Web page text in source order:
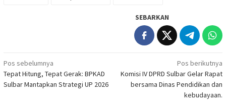
SEBARKAN
Navigasi
pos
Pos sebelumnya
Tepat Hitung, Tepat Gerak: BPKAD
Sulbar Mantapkan Strategi UP 2026
Pos berikutnya
Komisi IV DPRD Sulbar Gelar Rapat
bersama Dinas Pendidikan dan
kebudayaan.